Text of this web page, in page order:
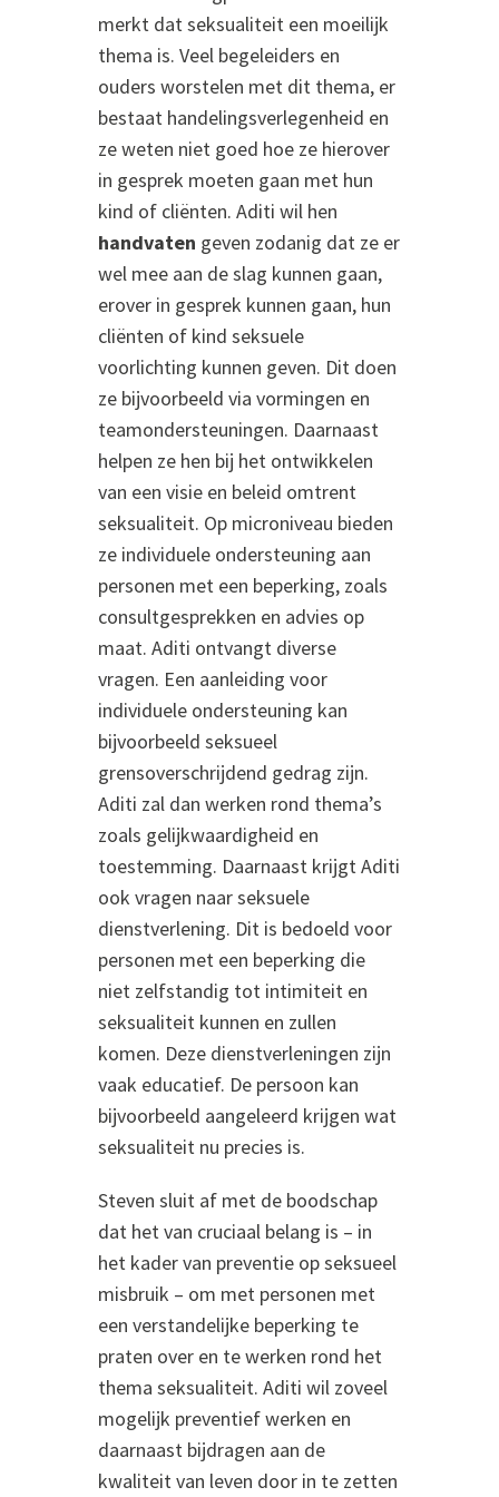
merkt dat seksualiteit een moeilijk
thema is. Veel begeleiders en
ouders worstelen met dit thema, er
bestaat handelingsverlegenheid en
ze weten niet goed hoe ze hierover
in gesprek moeten gaan met hun
kind of cliënten. Aditi wil hen
handvaten geven zodanig dat ze er
wel mee aan de slag kunnen gaan,
erover in gesprek kunnen gaan, hun
cliënten of kind seksuele
voorlichting kunnen geven. Dit doen
ze bijvoorbeeld via vormingen en
teamondersteuningen. Daarnaast
helpen ze hen bij het ontwikkelen
van een visie en beleid omtrent
seksualiteit. Op microniveau bieden
ze individuele ondersteuning aan
personen met een beperking, zoals
consultgesprekken en advies op
maat. Aditi ontvangt diverse
vragen. Een aanleiding voor
individuele ondersteuning kan
bijvoorbeeld seksueel
grensoverschrijdend gedrag zijn.
Aditi zal dan werken rond thema’s
zoals gelijkwaardigheid en
toestemming. Daarnaast krijgt Aditi
ook vragen naar seksuele
dienstverlening. Dit is bedoeld voor
personen met een beperking die
niet zelfstandig tot intimiteit en
seksualiteit kunnen en zullen
komen. Deze dienstverleningen zijn
vaak educatief. De persoon kan
bijvoorbeeld aangeleerd krijgen wat
seksualiteit nu precies is.
Steven sluit af met de boodschap
dat het van cruciaal belang is – in
het kader van preventie op seksueel
misbruik – om met personen met
een verstandelijke beperking te
praten over en te werken rond het
thema seksualiteit. Aditi wil zoveel
mogelijk preventief werken en
daarnaast bijdragen aan de
kwaliteit van leven door in te zetten